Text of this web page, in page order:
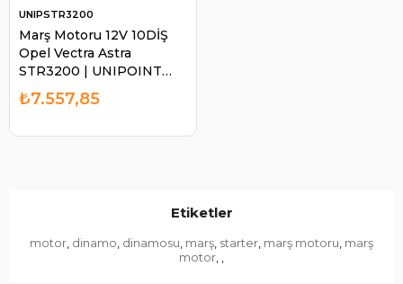
Marş Motoru 12V 10DİŞ
Opel Vectra Astra
STR3200 | UNIPOINT
STR3200
UNIPSTR3200
₺7.557,85
Etiketler
motor, dinamo, dinamosu, marş, starter, marş motoru, marş
motor, ,